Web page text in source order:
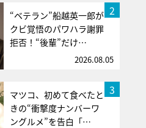
2
“ベテラン”船越英一郎が
クビ覚悟のパワハラ謝罪
拒否！“後輩”だけ…
2026.08.05
3
マツコ、初めて食べたと
きの“衝撃度ナンバーワ
ングルメ”を告白「…